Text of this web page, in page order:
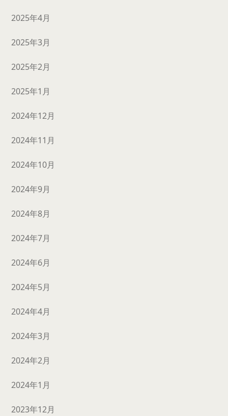
2025年4月
2025年3月
2025年2月
2025年1月
2024年12月
2024年11月
2024年10月
2024年9月
2024年8月
2024年7月
2024年6月
2024年5月
2024年4月
2024年3月
2024年2月
2024年1月
2023年12月